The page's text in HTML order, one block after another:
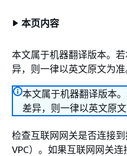
本页内容
本文属于机器翻译版本。
异，则一律以英文原文为准
本文属于机器翻译版本
差异，则一律以英文原文
检查互联网网关是否连接
VPC）。如果互联网网关